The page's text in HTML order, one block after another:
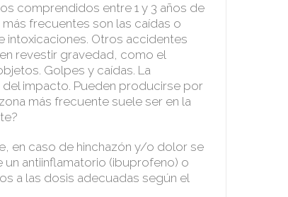
comprendidos entre 1 y 3 años de
frecuentes son las caídas o
Otros accidentes
revestir gravedad, como el
Golpes y caídas. La
impacto. Pueden producirse por
más frecuente suele ser en la
en caso de hinchazón y/o dolor se
antiinflamatorio (ibuprofeno) o
a las dosis adecuadas según el